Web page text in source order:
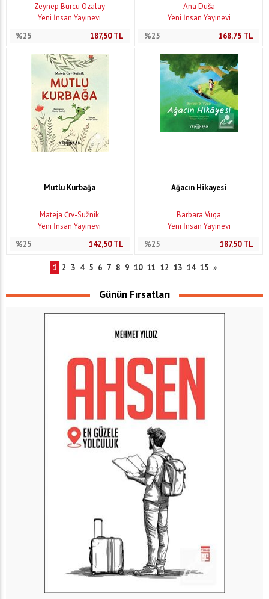
Zeynep Burcu Özalay
Yeni İnsan Yayınevi
%25
187,50TL
Ana Duša
Yeni İnsan Yayınevi
%25
168,75 TL
Mutlu Kurbağa
Mateja Črv-Sužnik
Yeni İnsan Yayınevi
%25
142,50TL
Ağacın Hikayesi
Barbara Vuga
Yeni İnsan Yayınevi
%25
187,50TL
1 2 3 4 5 6 7 8 9 10 11 12 13 14 15 »
Günün Fırsatları